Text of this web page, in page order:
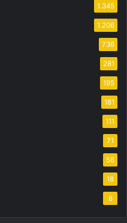
1.345
1.206
736
281
195
181
111
71
58
18
8